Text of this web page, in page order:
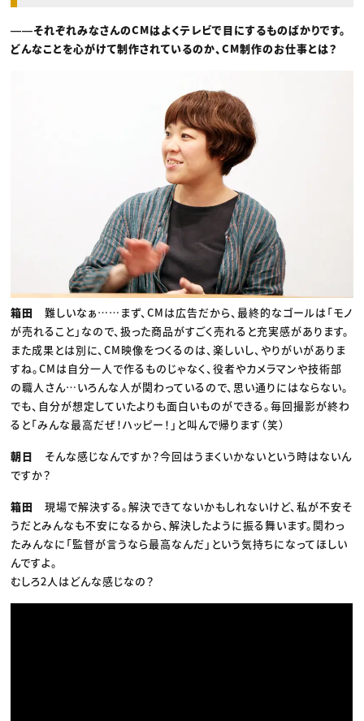
――それぞれみなさんのCMはよくテレビで目にするものばかりです。
どんなことを心がけて制作されているのか、CM制作のお仕事とは？
箱田
難しいなぁ……まず、CMは広告だから、最終的なゴールは「モノ
が売れること」なので、扱った商品がすごく売れると充実感があります。
また成果とは別に、CM映像をつくるのは、楽しいし、やりがいがありま
すね。CMは自分一人で作るものじゃなく、役者やカメラマンや技術部
の職人さん…いろんな人が関わっているので、思い通りにはならない。
でも、自分が想定していたよりも面白いものができる。毎回撮影が終わ
ると「みんな最高だぜ！ハッピー！」と叫んで帰ります（笑）
朝日
そんな感じなんですか？今回はうまくいかないという時はないん
ですか？
箱田
現場で解決する。解決できてないかもしれないけど、私が不安そ
うだとみんなも不安になるから、解決したように振る舞います。関わっ
たみんなに「監督が言うなら最高なんだ」という気持ちになってほしい
んですよ。
むしろ2人はどんな感じなの？